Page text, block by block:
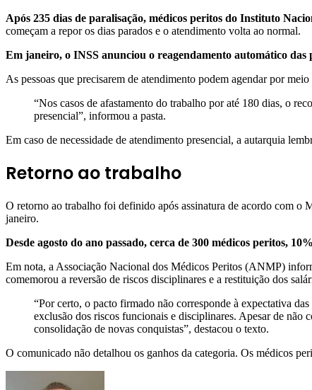
Após 235 dias de paralisação, médicos peritos do Instituto
começam a repor os dias parados e o atendimento volta ao normal.
Em janeiro, o INSS anunciou o reagendamento automático
As pessoas que precisarem de atendimento podem agendar por
“Nos casos de afastamento do trabalho por até 180 dias, o
presencial”, informou a pasta.
Em caso de necessidade de atendimento presencial, a autarquia
Retorno ao trabalho
O retorno ao trabalho foi definido após assinatura de acordo com o
janeiro.
Desde agosto do ano passado, cerca de 300 médicos peritos,
Em nota, a Associação Nacional dos Médicos Peritos (ANMP)
comemorou a reversão de riscos disciplinares e a restituição dos
“Por certo, o pacto firmado não corresponde à expectativa
exclusão dos riscos funcionais e disciplinares. Apesar de não
consolidação de novas conquistas”, destacou o texto.
O comunicado não detalhou os ganhos da categoria. Os médicos